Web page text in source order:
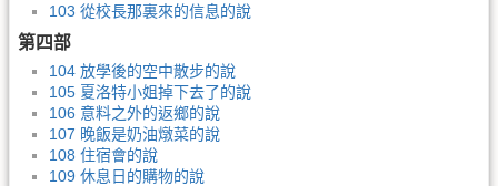
103 從校長那裏來的信息的說
第四部
104 放學後的空中散步的說
105 夏洛特小姐掉下去了的說
106 意料之外的返鄉的說
107 晚飯是奶油燉菜的說
108 住宿會的說
109 休息日的購物的說